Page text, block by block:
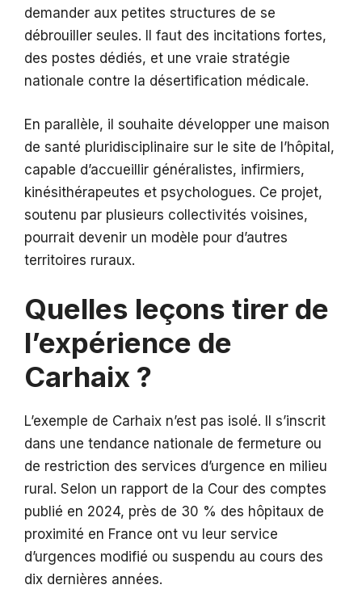
demander aux petites structures de se
débrouiller seules. Il faut des incitations fortes,
des postes dédiés, et une vraie stratégie
nationale contre la désertification médicale.
En parallèle, il souhaite développer une maison
de santé pluridisciplinaire sur le site de l’hôpital,
capable d’accueillir généralistes, infirmiers,
kinésithérapeutes et psychologues. Ce projet,
soutenu par plusieurs collectivités voisines,
pourrait devenir un modèle pour d’autres
territoires ruraux.
Quelles leçons tirer de
l’expérience de
Carhaix ?
L’exemple de Carhaix n’est pas isolé. Il s’inscrit
dans une tendance nationale de fermeture ou
de restriction des services d’urgence en milieu
rural. Selon un rapport de la Cour des comptes
publié en 2024, près de 30 % des hôpitaux de
proximité en France ont vu leur service
d’urgences modifié ou suspendu au cours des
dix dernières années.